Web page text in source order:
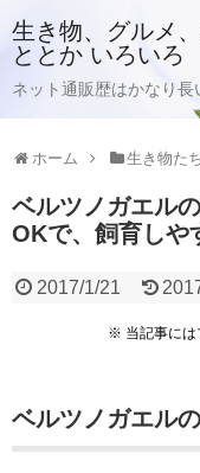
生き物、グルメ
ととか いろいろ
ネット通販歴はかなり
ホーム 生き物た
ベルツノガエル
OKで、飼育しや
2017/1/21
※ 当記事には
ベルツノガエル